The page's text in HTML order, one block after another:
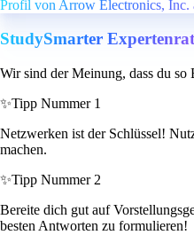
Profil von Arrow Electronics, Inc.
StudySmarter Expertenrat
Wir sind der Meinung, dass du so
✨Tipp Nummer 1
Netzwerken ist der Schlüssel!
machen.
✨Tipp Nummer 2
Bereite dich gut auf
besten Antworten zu formulieren!